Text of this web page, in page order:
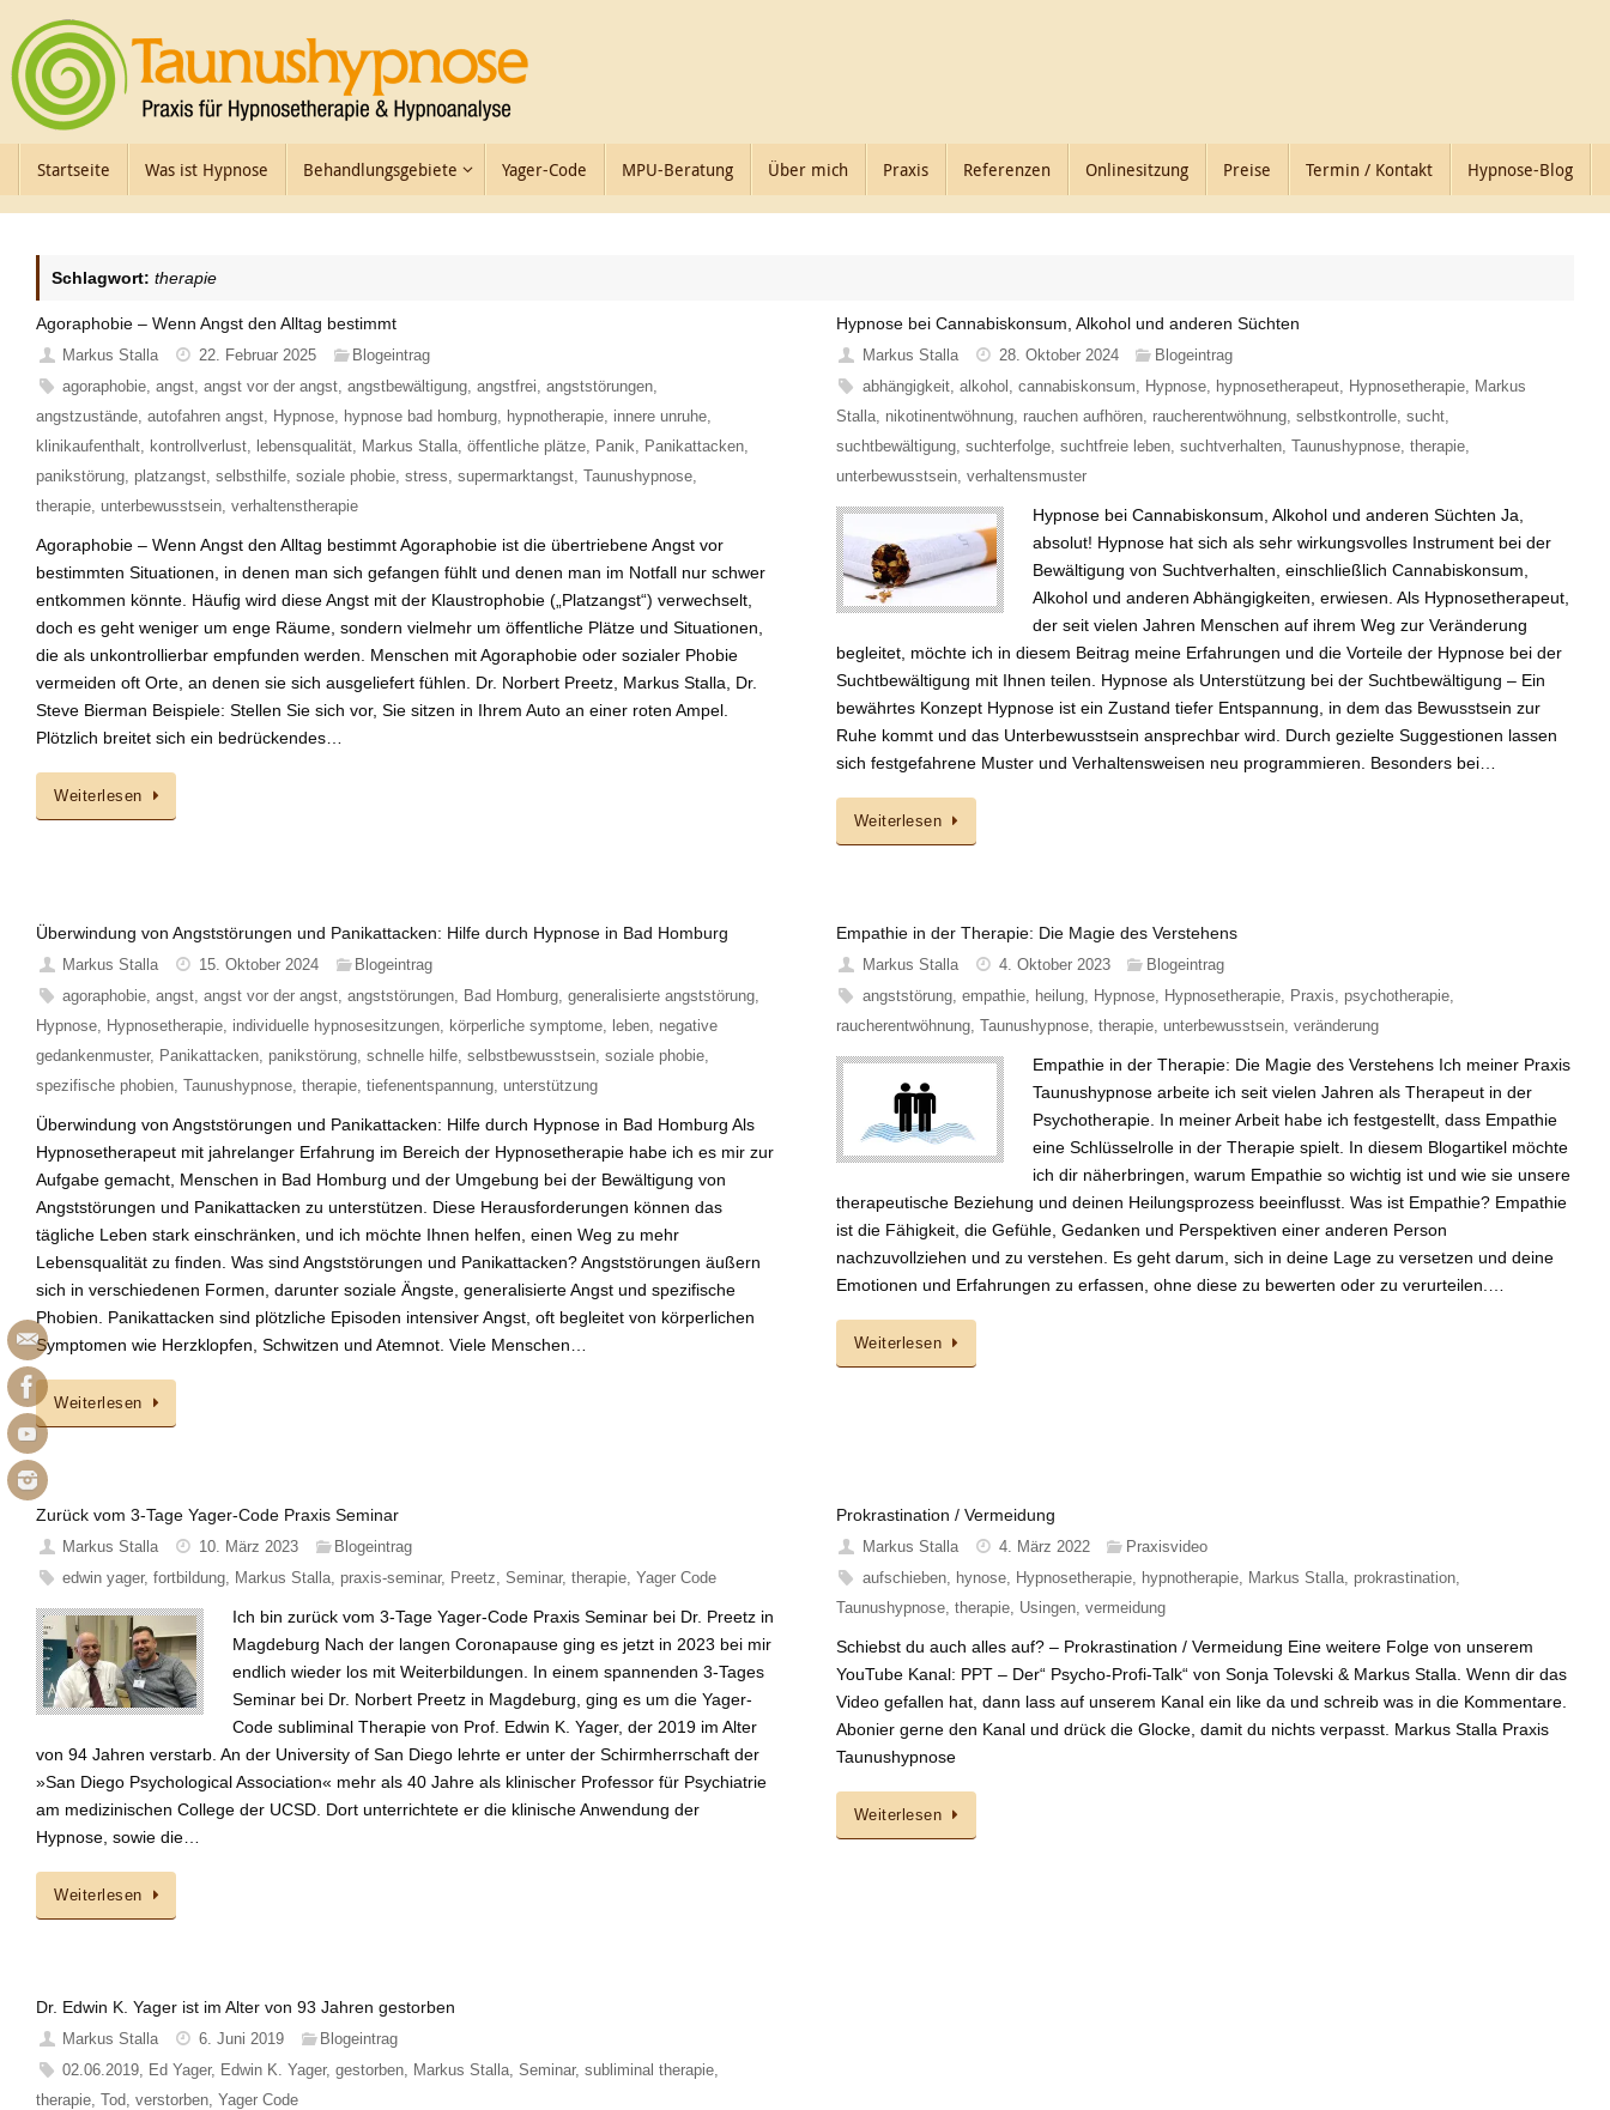
Inhalt
springen
InhaltStartseite Was ist Hypnose Behandlungsgebiete Yager-Code MPU-Beratung Über mich Praxis Referenzen Onlinesitzung Preise Termin / Kontakt Hypnose-Blog
Schlagwort: therapie
Agoraphobie – Wenn Angst den Alltag bestimmt
Markus Stalla 22. Februar 2025
Blogeintrag
agoraphobie,angst,angst vor der angst,angstbewältigung,angstfrei,angststörungen,
angstzustände, autofahren angst, Hypnose, hypnose bad homburg, hypnotherapie, innere unruhe,
klinikaufenthalt, kontrollverlust, lebensqualität, Markus Stalla, öffentliche plätze, Panik, Panikattacken,
panikstörung, platzangst, selbsthilfe, soziale phobie, stress, supermarktangst, Taunushypnose,
therapie, unterbewusstsein, verhaltenstherapie
Agoraphobie – Wenn Angst den Alltag bestimmt Agoraphobie ist die übertriebene Angst vor
bestimmten Situationen, in denen man sich gefangen fühlt und denen man im Notfall nur schwer
entkommen könnte. Häufig wird diese Angst mit der Klaustrophobie („Platzangst“) verwechselt,
doch es geht weniger um enge Räume, sondern vielmehr um öffentliche Plätze und Situationen,
die als unkontrollierbar empfunden werden. Menschen mit Agoraphobie oder sozialer Phobie
vermeiden oft Orte, an denen sie sich ausgeliefert fühlen. Dr. Norbert Preetz, Markus Stalla, Dr.
Steve Bierman Beispiele: Stellen Sie sich vor, Sie sitzen in Ihrem Auto an einer roten Ampel.
Plötzlich breitet sich ein bedrückendes…
Weiterlesen
Hypnose bei Cannabiskonsum, Alkohol und anderen Süchten
Markus Stalla 28. Oktober 2024
Blogeintrag
abhängigkeit, alkohol , cannabiskonsum, Hypnose, hypnosetherapeut, Hypnosetherapie, Markus
Stalla, nikotinentwöhnung, rauchen aufhören, raucherentwöhnung, selbstkontrolle, sucht,
suchtbewältigung, suchterfolge, suchtfreie leben, suchtverhalten, Taunushypnose, therapie,
unterbewusstsein, verhaltensmuster
Hypnose bei Cannabiskonsum, Alkohol und anderen Süchten Ja,
absolut! Hypnose hat sich als sehr wirkungsvolles Instrument bei der
Bewältigung von Suchtverhalten, einschließlich Cannabiskonsum,
Alkohol und anderen Abhängigkeiten, erwiesen. Als Hypnosetherapeut,
der seit vielen Jahren Menschen auf ihrem Weg zur Veränderung
begleitet, möchte ich in diesem Beitrag meine Erfahrungen und die Vorteile der Hypnose bei der
Suchtbewältigung mit Ihnen teilen. Hypnose als Unterstützung bei der Suchtbewältigung – Ein
bewährtes Konzept Hypnose ist ein Zustand tiefer Entspannung, in dem das Bewusstsein zur
Ruhe kommt und das Unterbewusstsein ansprechbar wird. Durch gezielte Suggestionen lassen
sich festgefahrene Muster und Verhaltensweisen neu programmieren. Besonders bei…
Weiterlesen
Überwindung von Angststörungen und Panikattacken: Hilfe durch Hypnose in Bad Homburg
Markus Stalla 15. Oktober 2024
Blogeintrag
agoraphobie,angst,angst vor der angst,angststörungen, Bad Homburg,generalisierte angststörung,
Hypnose, Hypnosetherapie, individuelle hypnosesitzungen, körperliche symptome, leben, negative
gedankenmuster, Panikattacken, panikstörung, schnelle hilfe, selbstbewusstsein, soziale phobie,
spezifische phobien, Taunushypnose, therapie, tiefenentspannung, unterstützung
Überwindung von Angststörungen und Panikattacken: Hilfe durch Hypnose in Bad Homburg Als
Hypnosetherapeut mit jahrelanger Erfahrung im Bereich der Hypnosetherapie habe ich es mir zur
Aufgabe gemacht, Menschen in Bad Homburg und der Umgebung bei der Bewältigung von
Angststörungen und Panikattacken zu unterstützen. Diese Herausforderungen können das
tägliche Leben stark einschränken, und ich möchte Ihnen helfen, einen Weg zu mehr
Lebensqualität zu finden. Was sind Angststörungen und Panikattacken? Angststörungen äußern
sich in verschiedenen Formen, darunter soziale Ängste, generalisierte Angst und spezifische
Phobien. Panikattacken sind plötzliche Episoden intensiver Angst, oft begleitet von körperlichen
Symptomen wie Herzklopfen, Schwitzen und Atemnot. Viele Menschen…
Weiterlesen
Empathie in der Therapie: Die Magie des Verstehens
Markus Stalla 4. Oktober 2023
Blogeintrag
angststörung, empathie, heilung, Hypnose, Hypnosetherapie, Praxis, psychotherapie,
raucherentwöhnung, Taunushypnose, therapie, unterbewusstsein, veränderung
Empathie in der Therapie: Die Magie des Verstehens Ich meiner Praxis
Taunushypnose arbeite ich seit vielen Jahren als Therapeut in der
Psychotherapie. In meiner Arbeit habe ich festgestellt, dass Empathie
eine Schlüsselrolle in der Therapie spielt. In diesem Blogartikel möchte
ich dir näherbringen, warum Empathie so wichtig ist und wie sie unsere
therapeutische Beziehung und deinen Heilungsprozess beeinflusst. Was ist Empathie? Empathie
ist die Fähigkeit, die Gefühle, Gedanken und Perspektiven einer anderen Person
nachzuvollziehen und zu verstehen. Es geht darum, sich in deine Lage zu versetzen und deine
Emotionen und Erfahrungen zu erfassen, ohne diese zu bewerten oder zu verurteilen.…
Weiterlesen
Zurück vom 3-Tage Yager-Code Praxis Seminar
Markus Stalla 10. März 2023
Blogeintrag
edwin yager,fortbildung, Markus Stalla, praxis-seminar, Preetz,Seminar,therapie, Yager Code
Ich bin zurück vom 3-Tage Yager-Code Praxis Seminar bei Dr. Preetz in
Magdeburg Nach der langen Coronapause ging es jetzt in 2023 bei mir
endlich wieder los mit Weiterbildungen. In einem spannenden 3-Tages
Seminar bei Dr. Norbert Preetz in Magdeburg, ging es um die Yager-
Code subliminal Therapie von Prof. Edwin K. Yager, der 2019 im Alter
von 94 Jahren verstarb. An der University of San Diego lehrte er unter der Schirmherrschaft der
»San Diego Psychological Association« mehr als 40 Jahre als klinischer Professor für Psychiatrie
am medizinischen College der UCSD. Dort unterrichtete er die klinische Anwendung der
Hypnose, sowie die…
Weiterlesen
Prokrastination / Vermeidung
Markus Stalla 4. März 2022
Praxisvideo
aufschieben, hynose, Hypnosetherapie, hypnotherapie, Markus Stalla, prokrastination,
Taunushypnose, therapie, Usingen, vermeidung
Schiebst du auch alles auf? – Prokrastination / Vermeidung Eine weitere Folge von unserem
YouTube Kanal: PPT – Der“ Psycho-Profi-Talk“ von Sonja Tolevski & Markus Stalla. Wenn dir das
Video gefallen hat, dann lass auf unserem Kanal ein like da und schreib was in die Kommentare.
Abonier gerne den Kanal und drück die Glocke, damit du nichts verpasst. Markus Stalla Praxis
Taunushypnose
Weiterlesen
Dr. Edwin K. Yager ist im Alter von 93 Jahren gestorben
Markus Stalla 6. Juni 2019
Blogeintrag
02.06.2019, Ed Yager, Edwin K. Yager,gestorben, Markus Stalla,Seminar,subliminal therapie,
therapie, Tod, verstorben, Yager Code